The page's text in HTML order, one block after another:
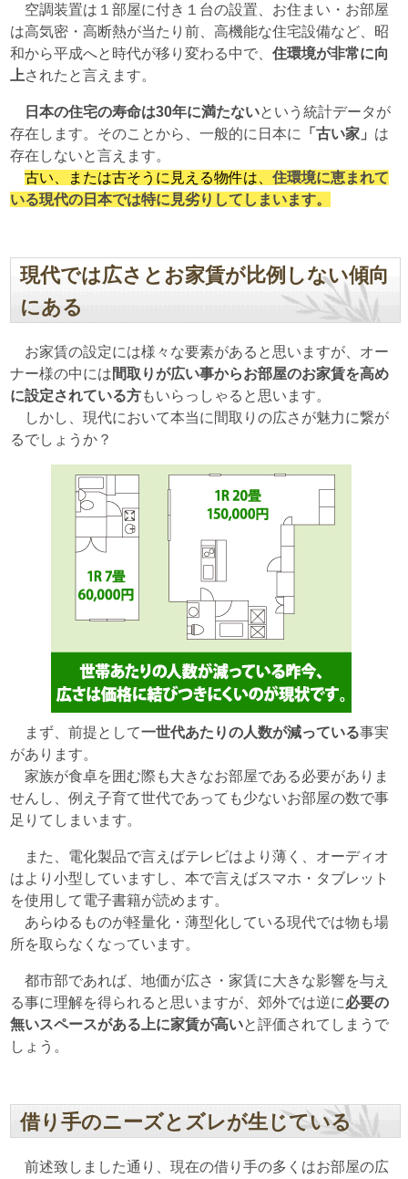
空調装置は１部屋に付き１台の設置、お住まい・お部屋
は高気密・高断熱が当たり前、高機能な住宅設備など、昭
和から平成へと時代が移り変わる中で、 住環境が非常に向
上されたと言えます。
日本の住宅の寿命は30年に満たないという統計データが
存在します。そのことから、一般的に日本に
「古い家」 は
存在しないと言えます。
古い、または古そうに見える物件は、 住環境に恵まれて
いる現代の日本では特に見劣りしてしまいます。
現代では広さとお家賃が比例しない傾向
にある
お家賃の設定には様々な要素があると思いますが、オー
ナー様の中には間取りが広い事からお部屋のお家賃を高め
に設定されている方もいらっしゃると思います。
しかし、現代において本当に間取りの広さが魅力に繋が
るでしょうか？
まず、前提として一世代あたりの人数が減っている事実
があります。
家族が食卓を囲む際も大きなお部屋である必要がありま
せんし、例え子育て世代であっても少ないお部屋の数で事
足りてしまいます。
また、電化製品で言えばテレビはより薄く、オーディオ
はより小型していますし、本で言えばスマホ・タブレット
を使用して電子書籍が読めます。
あらゆるものが軽量化・薄型化している現代では物も場
所を取らなくなっています。
都市部であれば、地価が広さ・家賃に大きな影響を与え
る事に理解を得られると思いますが、郊外では逆に必要の
無いスペースがある上に家賃が高いと評価されてしまうで
しょう。
借り手のニーズとズレが生じている
前述致しました通り、現在の借り手の多くはお部屋の広